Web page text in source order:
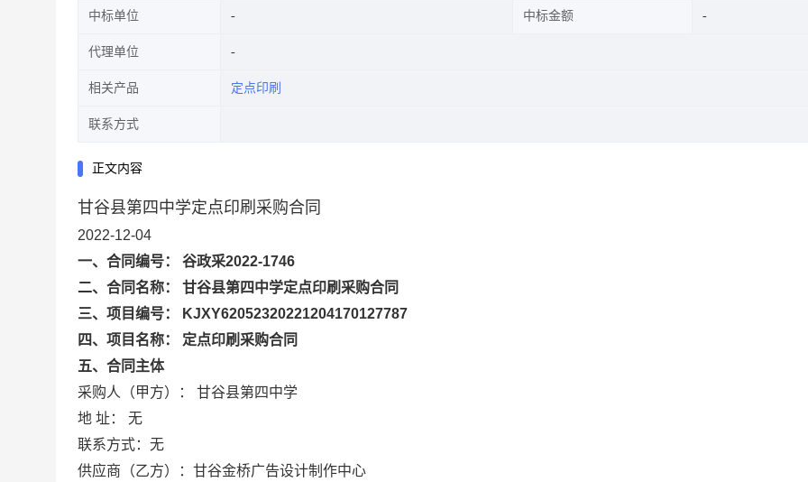
中标单位 中标金额
代理单位
相关产品 定点印刷
联系方式
正文内容
甘谷县第四中学定点印刷采购合同
2022-12-04
一、合同编号： 谷政采2022-1746
二、合同名称： 甘谷县第四中学定点印刷采购合同
三、项目编号： KJXY62052320221204170127787
四、项目名称： 定点印刷采购合同
五、合同主体
采购人（甲方）： 甘谷县第四中学
地 址： 无
联系方式：无
供应商（乙方）：甘谷金桥广告设计制作中心